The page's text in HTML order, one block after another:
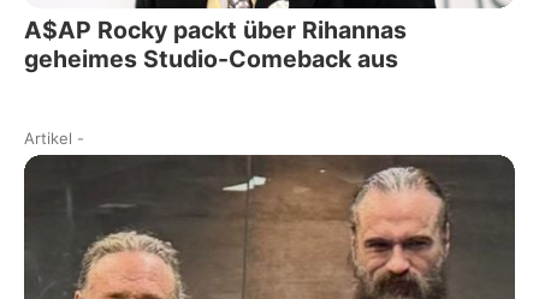
A$AP Rocky packt über Rihannas
geheimes Studio-Comeback aus
Artikel -